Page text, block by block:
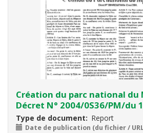
Création du parc national du
Décret N° 2004/0S36/PM/du
Type de document Report
Date de publication (du fichier /